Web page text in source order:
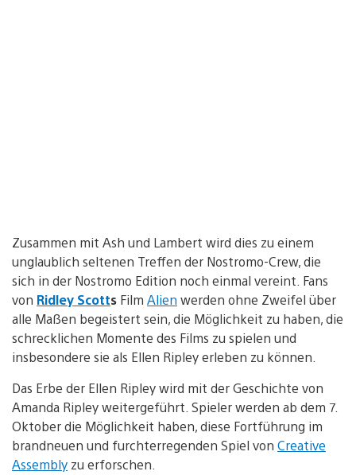
Zusammen mit Ash und Lambert wird dies zu einem
unglaublich seltenen Treffen der Nostromo-Crew, die
sich in der Nostromo Edition noch einmal vereint. Fans
von Ridley Scotts Film Alien werden ohne Zweifel über
alle Maßen begeistert sein, die Möglichkeit zu haben, die
schrecklichen Momente des Films zu spielen und
insbesondere sie als Ellen Ripley erleben zu können.
Das Erbe der Ellen Ripley wird mit der Geschichte von
Amanda Ripley weitergeführt. Spieler werden ab dem 7.
Oktober die Möglichkeit haben, diese Fortführung im
brandneuen und furchterregenden Spiel von Creative
Assembly zu erforschen.